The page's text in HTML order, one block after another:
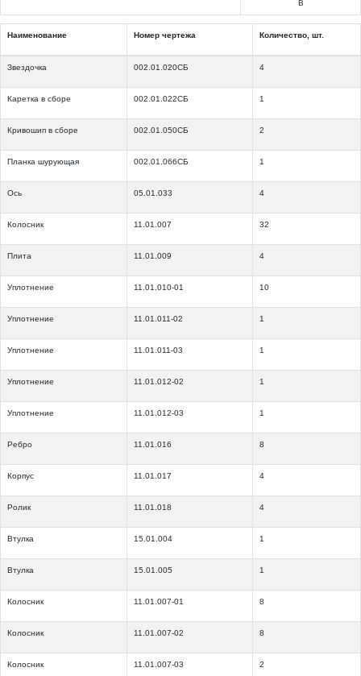
В
Наименование Номер чертежа Количество, шт.
Звездочка 002.01.020СБ 4
Каретка в сборе 002.01.022СБ 1
Кривошип в сборе 002.01.050СБ 2
Планка шурующая 002.01.066СБ 1
Ось 05.01.033 4
Колосник 11.01.007 32
Плита 11.01.009 4
Уплотнение 11.01.010-01 10
Уплотнение 11.01.011-02 1
Уплотнение 11.01.011-03 1
Уплотнение 11.01.012-02 1
Уплотнение 11.01.012-03 1
Ребро 11.01.016 8
Корпус 11.01.017 4
Ролик 11.01.018 4
Втулка 15.01.004 1
Втулка 15.01.005 1
Колосник 11.01.007-01 8
Колосник 11.01.007-02 8
Колосник 11.01.007-03 2